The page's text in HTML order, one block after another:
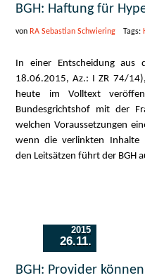
BGH: Haftung für
von RA Sebastian Schwiering Tags:
In einer Entscheidung aus
18.06.2015, Az.: I ZR 74/
heute im Volltext
Bundesgrichtshof mit der
welchen Voraussetzungen
wenn die verlinkten Inhalte
den Leitsätzen führt der BGH
2015
26.11.
BGH: Provider